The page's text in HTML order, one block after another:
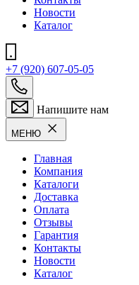
Новости
Каталог
+7 (920) 607-05-05
Напишите нам
МЕНЮ
Главная
Компания
Каталоги
Доставка
Оплата
Отзывы
Гарантия
Контакты
Новости
Каталог